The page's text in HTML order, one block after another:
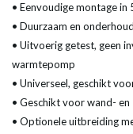
• Eenvoudige montage in
• Duurzaam en
• Uitvoerig getest, geen
warmtepomp
• Universeel, geschikt
• Geschikt voor wand-
• Optionele uitbreiding